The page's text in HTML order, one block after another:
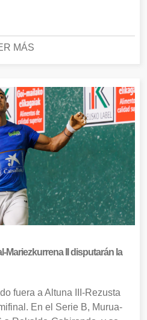
MÁS
Mariezkurrena II disputarán la
fuera a Altuna III-Rezusta
En el Serie B, Murua-